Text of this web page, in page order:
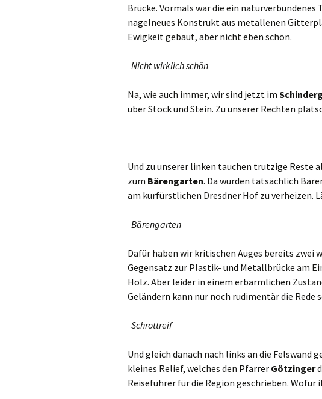
Brücke. Vormals war die ein
nagelneues Konstrukt aus metallenen
Ewigkeit gebaut, aber nicht eben schön.
Nicht wirklich schön
Na, wie auch immer, wir sind jetzt im
über Stock und Stein. Zu unserer Rechten
Und zu unserer linken tauchen trutzige Reste
zum Bärengarten. Da wurden tatsächlich
am kurfürstlichen Dresdner Hof zu verheizen.
Bärengarten
Dafür haben wir kritischen Auges bereits zwei
Gegensatz zur Plastik- und Metallbrücke am
Holz. Aber leider in einem erbärmlichen
Geländern kann nur noch rudimentär die Rede
Schrottreif
Und gleich danach nach links an die Felswand
kleines Relief, welches den Pfarrer Götzinger
Reiseführer für die Region geschrieben. Wofür